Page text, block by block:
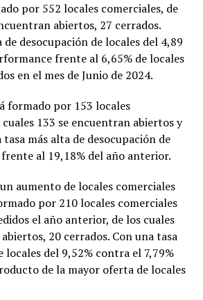
por 552 locales comerciales, de
abiertos, 27 cerrados.
desocupación de locales del 4,89
frente al 6,65% de locales
en el mes de Junio de 2024.
formado por 153 locales
133 se encuentran abiertos y
más alta de desocupación de
al 19,18% del año anterior.
aumento de locales comerciales
por 210 locales comerciales
el año anterior, de los cuales
20 cerrados. Con una tasa
locales del 9,52% contra el 7,79%
de la mayor oferta de locales